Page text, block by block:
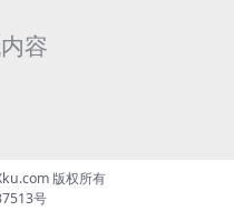
容
版权所有
号